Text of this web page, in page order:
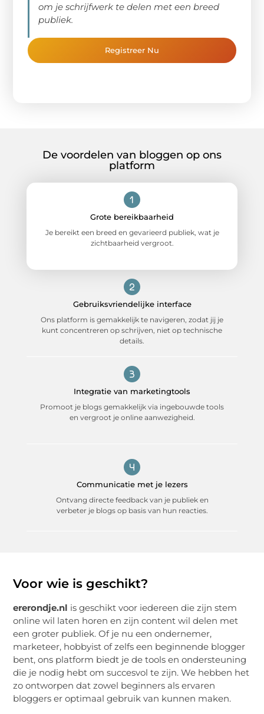
om je schrijfwerk te delen met een breed
publiek.
Registreer Nu
De voordelen van bloggen op ons
platform​
Grote bereikbaarheid
Je bereikt een breed en gevarieerd publiek, wat je
zichtbaarheid vergroot.
Gebruiksvriendelijke interface
Ons platform is gemakkelijk te navigeren, zodat jij je
kunt concentreren op schrijven, niet op technische
details.
Integratie van marketingtools
Promoot je blogs gemakkelijk via ingebouwde tools
en vergroot je online aanwezigheid.
Communicatie met je lezers
Ontvang directe feedback van je publiek en
verbeter je blogs op basis van hun reacties.
Voor wie is geschikt?
ererondje.nl is geschikt voor iedereen die zijn stem
online wil laten horen en zijn content wil delen met
een groter publiek. Of je nu een ondernemer,
marketeer, hobbyist of zelfs een beginnende blogger
bent, ons platform biedt je de tools en ondersteuning
die je nodig hebt om succesvol te zijn. We hebben het
zo ontworpen dat zowel beginners als ervaren
bloggers er optimaal gebruik van kunnen maken.